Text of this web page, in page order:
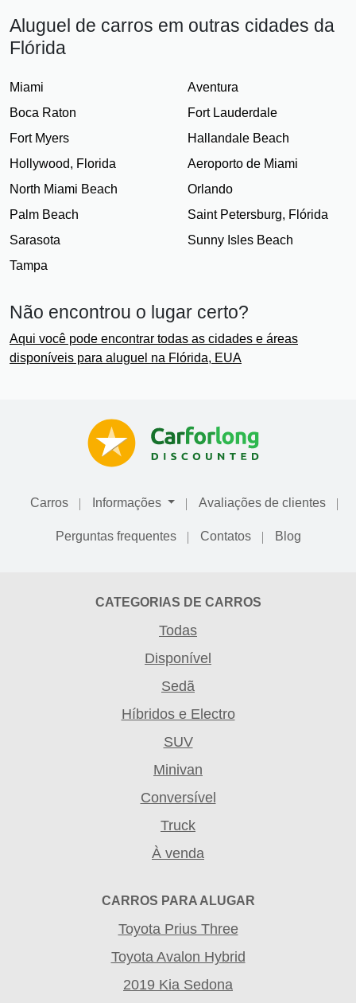
Aluguel de carros em outras cidades da
Flórida
Miami
Aventura
Boca Raton
Fort Lauderdale
Fort Myers
Hallandale Beach
Hollywood, Florida
Aeroporto de Miami
North Miami Beach
Orlando
Palm Beach
Saint Petersburg, Flórida
Sarasota
Sunny Isles Beach
Tampa
Não encontrou o lugar certo?
Aqui você pode encontrar todas as cidades e áreas
disponíveis para aluguel na Flórida, EUA
Carros Informações Avaliações de сlientes
Perguntas frequentes Contatos Blog
CATEGORIAS DE CARROS
Todas
Disponível
Sedã
Híbridos e Electro
SUV
Minivan
Conversível
Truck
À venda
CARROS PARA ALUGAR
Toyota Prius Three
Toyota Avalon Hybrid
2019 Kia Sedona